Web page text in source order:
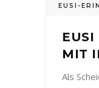
EUSI-
EUSI
MIT
Als